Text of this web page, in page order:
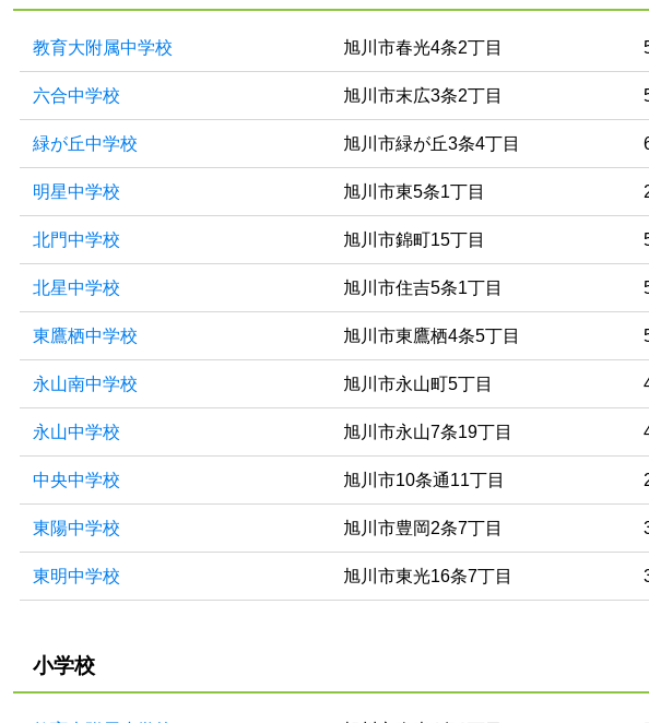
教育大附属中学校 旭川市春光4条2丁目
六合中学校 旭川市末広3条2丁目
緑が丘中学校 旭川市緑が丘3条4丁目
明星中学校 旭川市東5条1丁目
北門中学校 旭川市錦町15丁目
北星中学校 旭川市住吉5条1丁目
東鷹栖中学校 旭川市東鷹栖4条5丁目
永山南中学校 旭川市永山町5丁目
永山中学校 旭川市永山7条19丁目
中央中学校 旭川市10条通11丁目
東陽中学校 旭川市豊岡2条7丁目
東明中学校 旭川市東光16条7丁目
小学校